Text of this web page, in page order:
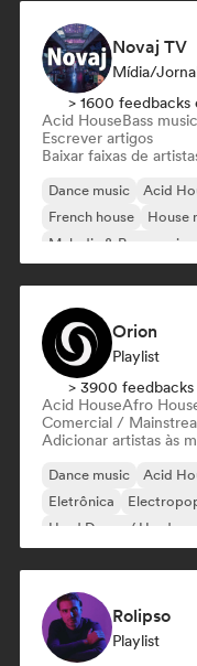
Novaj TV
Mídia/
> 1600 feedbacks
Acid HouseBass music
Escrever artigos
Baixar faixas de
Dance music Acid
French house
House
Melodic & Progressive
Orion
Playlist
> 3900 feedbacks
Acid HouseAfro
Comercial /
Adicionar artistas às
Dance music Acid
Eletrônica
Hard Dance /
Rolipso
Playlist